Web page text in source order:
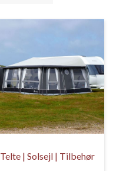
Telte | Solsejl | Tilbehør